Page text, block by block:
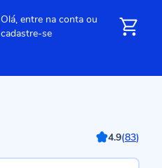
Olá, entre na conta ou
cadastre-se
4.9(83)